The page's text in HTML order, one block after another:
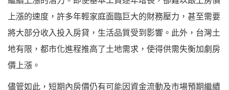
上漲的速度，許多年輕家庭面臨巨大的財務壓力，甚至需要
將大部分收入投入房貸，生活品質受到影響。此外，台灣土
地有限，都市化進程推高了土地需求，使得供需失衡加劇房
價上漲。
儘管如此，短期內房價仍有可能因資金流動及市場預期繼續